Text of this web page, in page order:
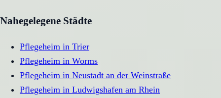
Nahegelegene Städte
Pflegeheim in Trier
Pflegeheim in Worms
Pflegeheim in Neustadt an der Weinstraße
Pflegeheim in Ludwigshafen am Rhein